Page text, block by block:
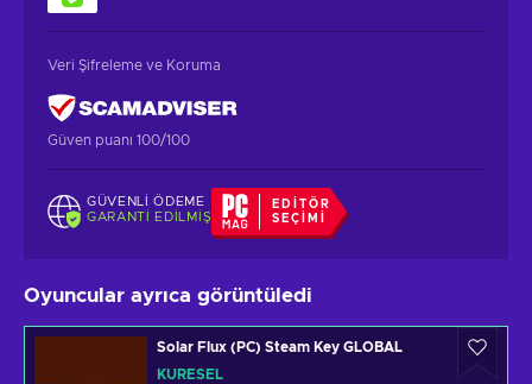
Veri Şifreleme ve Koruma
Güven puanı 100/100
GÜVENLI ÖDEME
GARANTI EDILMIŞ
EDITÖR
SEÇIMI
Oyuncular ayrıca görüntüledi
Solar Flux (PC) Steam Key GLOBAL
KÜRESEL